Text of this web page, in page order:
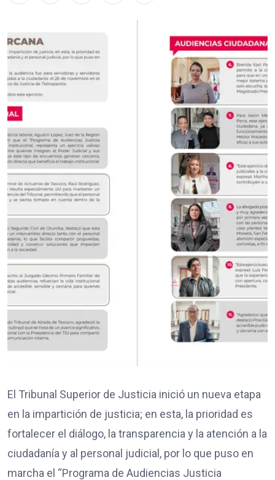
El Tribunal Superior de Justicia inició un nueva etapa
en la impartición de justicia; en esta, la prioridad es
fortalecer el diálogo, la transparencia y la atención a la
ciudadanía y al personal judicial, por lo que puso en
marcha el “Programa de Audiencias Justicia